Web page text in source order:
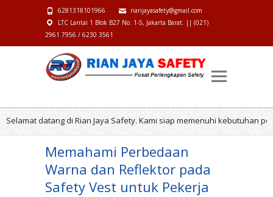
6281318101966
rianjayasafety@gmail.com
LTC Lantai 1 Blok B27 No. 1-5, Jakarta Barat. || (021)
2961 7956 / 6230 3561
datang di Rian Jaya Safety. Kami siap memenuhi kebutuhan
Memahami Perbedaan
Warna dan Reflektor pada
Safety Vest untuk Pekerja